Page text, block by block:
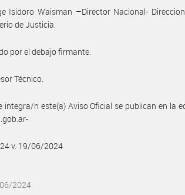
Isidoro Waisman –Director Nacional-
de Justicia.
por el debajo firmante.
Técnico.
integra/n este(a) Aviso Oficial se publican en la
v. 19/06/2024
2024